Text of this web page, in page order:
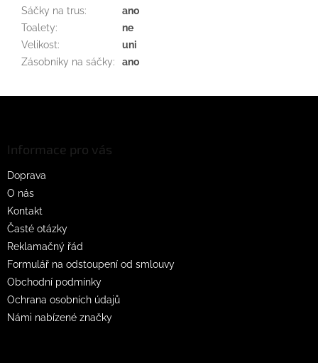
Sáčky na trus:
ano
Toalety:
ne
Velikost:
uni
Zásobníky na sáčky: ano
Informace pro vás
Doprava
O nás
Kontakt
Časté otázky
Reklamačný řád
Formulář na odstoupení od smlouvy
Obchodní podmínky
Ochrana osobních údajů
Námi nabízené značky